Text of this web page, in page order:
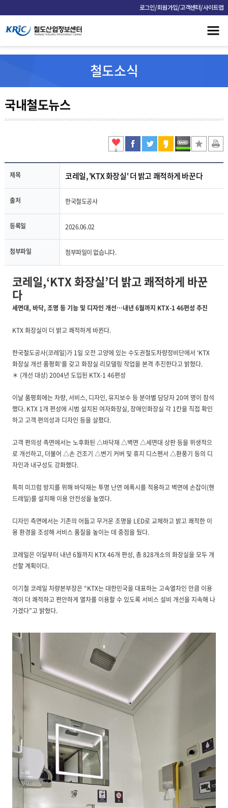
로그인/회원가입/고객센터/사이트맵
철도소식
국내철도뉴스
0
제목 코레일, 'KTX 화장실' 더 밝고 쾌적하게 바꾼다
출처 한국철도공사
등록일 2026.06.02
첨부파일 첨부파일이 없습니다.
코레일,‘KTX 화장실’더 밝고 쾌적하게 바꾼
다
세면대, 바닥, 조명 등 기능 및 디자인 개선…내년 6월까지 KTX-1 46편성 추진
KTX 화장실이 더 밝고 쾌적하게 바뀐다.
한국철도공사(코레일)가 1일 오전 고양에 있는 수도권철도차량정비단에서 ‘KTX
화장실 개선 품평회‘를 갖고 화장실 리모델링 작업을 본격 추진한다고 밝혔다.
＊ (개선 대상) 2004년 도입된 KTX-1 46편성
이날 품평회에는 차량, 서비스, 디자인, 유지보수 등 분야별 담당자 20여 명이 참석
했다. KTX 1개 편성에 시범 설치된 여자화장실, 장애인화장실 각 1칸을 직접 확인
하고 고객 편의성과 디자인 등을 살폈다.
고객 편의성 측면에서는 노후화된 △바닥재 △벽면 △세면대 상판 등을 위생적으
로 개선하고, 더불어 △손 건조기 △변기 커버 및 휴지 디스펜서 △환풍기 등의 디
자인과 내구성도 강화했다.
특히 미끄럼 방지를 위해 바닥재는 투명 난연 에폭시를 적용하고 벽면에 손잡이(핸
드레일)를 설치해 이용 안전성을 높였다.
디자인 측면에서는 기존의 어둡고 무거운 조명을 LED로 교체하고 밝고 쾌적한 이
용 환경을 조성해 서비스 품질을 높이는 데 중점을 뒀다.
코레일은 이달부터 내년 6월까지 KTX 46개 편성, 총 828개소의 화장실을 모두 개
선할 계획이다.
이기철 코레일 차량본부장은 “KTX는 대한민국을 대표하는 고속열차인 만큼 이용
객이 더 쾌적하고 편안하게 열차를 이용할 수 있도록 서비스 설비 개선을 지속해 나
가겠다”고 밝혔다.